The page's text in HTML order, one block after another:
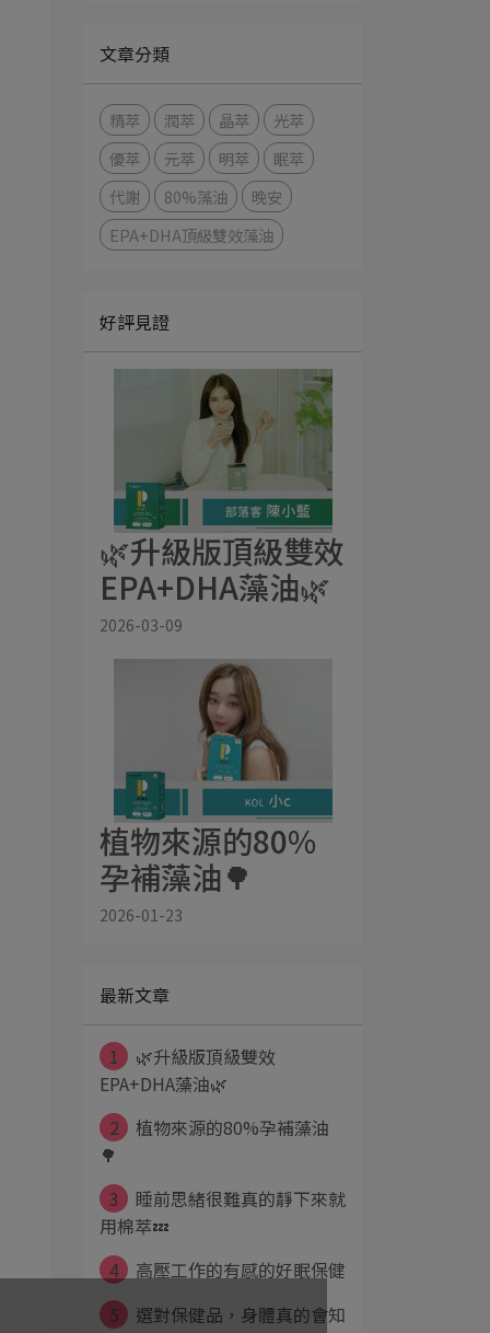
文章分類
精萃 潤萃 晶萃
光萃
優萃
元萃 明萃
眠萃
代謝
80%藻油
晚安
EPA+DHA頂級雙效藻油
好評見證
🌿升級版頂級雙效
EPA+DHA藻油🌿
2026-03-09
植物來源的80%
孕補藻油🌳
2026-01-23
最新文章
1
🌿升級版頂級雙效
EPA+DHA藻油🌿
2
植物來源的80%孕補藻油
🌳
3
睡前思緒很難真的靜下來就
用棉萃💤
4
高壓工作的有感的好眠保健
5
選對保健品，身體真的會知